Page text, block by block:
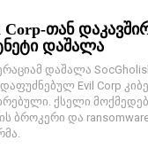
თან
დაშალა
დაშალა
Evil Corp
ქსელი
ბროკერი და ransomware